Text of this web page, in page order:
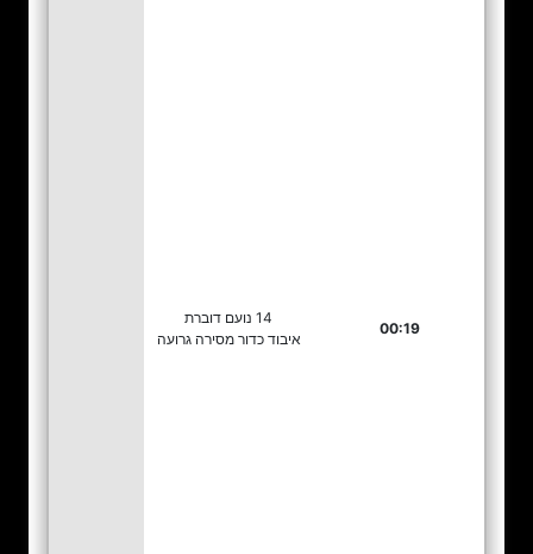
00:19
14 נועם דוברת
איבוד כדור מסירה גרועה